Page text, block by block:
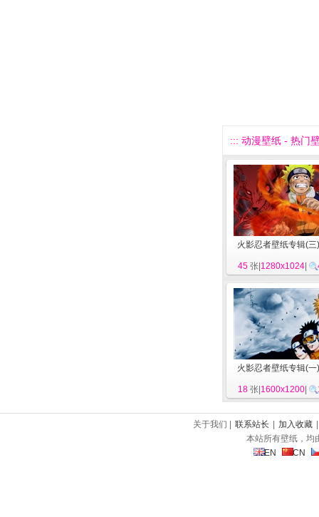
::: 动漫壁纸 - 热门
火影忍者壁纸专辑(三
45 张| 1280x1024
火影忍者壁纸专辑(一
18 张| 1600x1200
关于我们 | 联系站长 加入收藏
本站所有壁纸，均
EN
CN